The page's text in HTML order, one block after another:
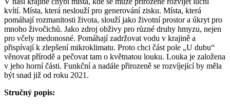
kvítí. Místa, která neslouží pro generování zisku. Místa, která
pomáhají rozmanitosti života, slouží jako životní prostor a úkryt pro
mnoho živočichů. Jako zdroj obživy pro různé druhy hmyzu, nejen
pro včely medonosné. Pomáhají zadržovat vodu v krajině a
přispívají k zlepšení mikroklimatu. Proto chci část pole „U dubu“
věnovat přírodě a pečovat tam o květnatou louku. Louka je založena
v jeho horní části. Funkční a nadále přirozeně se rozvíjející by měla
být snad již od roku 2021.
Stručný popis: